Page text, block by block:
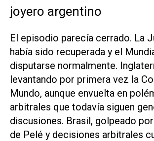
joyero argentino
El episodio parecía cerrado. La
había sido recuperada y el
disputarse normalmente.
levantando por primera vez la
Mundo, aunque envuelta en
arbitrales que todavía siguen
discusiones. Brasil, golpeado
de Pelé y decisiones arbitrales